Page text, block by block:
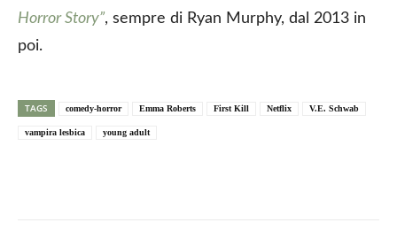
Horror Story”, sempre di Ryan Murphy, dal 2013 in
poi.
TAGS comedy-horror Emma Roberts First Kill Netflix V.E. Schwab
vampira lesbica young adult